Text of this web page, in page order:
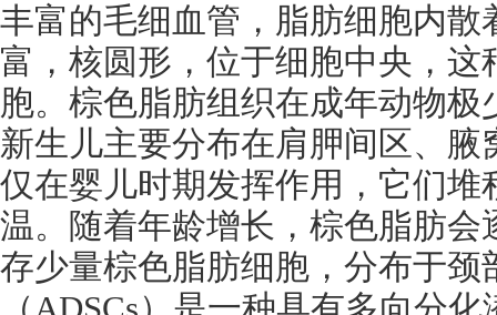
丰富的毛细血管，脂肪细胞内
富，核圆形，位于细胞中央，
胞。棕色脂肪组织在成年动物
新生儿主要分布在肩胛间区、
仅在婴儿时期发挥作用，它们
温。随着年龄增长，棕色脂肪
存少量棕色脂肪细胞，分布于颈